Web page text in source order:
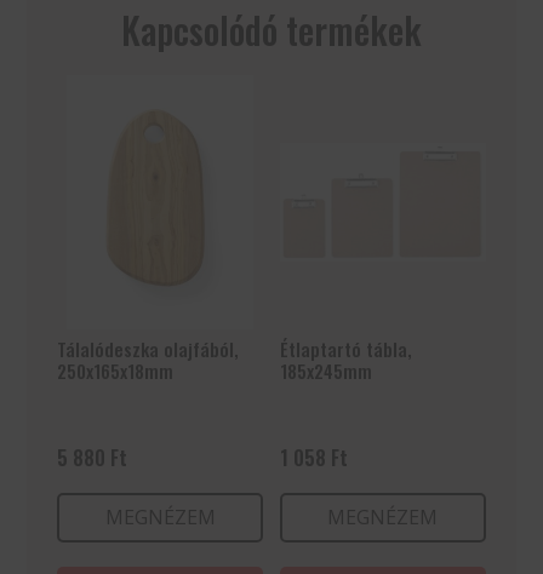
Kapcsolódó termékek
Tálalódeszka olajfából,
250x165x18mm
5 880 Ft
MEGNÉZEM
Étlaptartó tábla,
185x245mm
1 058 Ft
MEGNÉZEM